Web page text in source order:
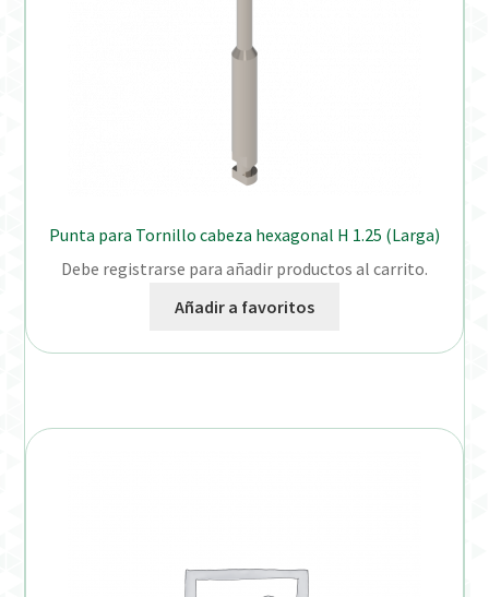
Punta para Tornillo cabeza hexagonal H 1.25 (Larga)
Debe registrarse para añadir productos al carrito.
Añadir a favoritos